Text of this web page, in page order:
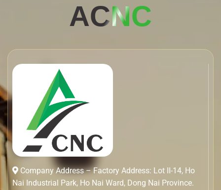
ACNC
Company Address – Factory Address: Lot II-14, Ho
Nai Industrial Park, Ho Nai Ward, Dong Nai Province.